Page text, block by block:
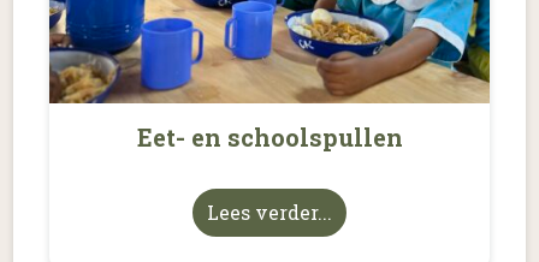
Eet- en schoolspullen
Lees verder...